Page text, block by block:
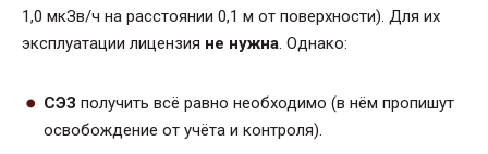
1,0 мкЗв/ч на расстоянии 0,1 м от поверхности). Для их
эксплуатации лицензия не нужна. Однако:
СЭЗ получить всё равно необходимо (в нём пропишут
освобождение от учёта и контроля).